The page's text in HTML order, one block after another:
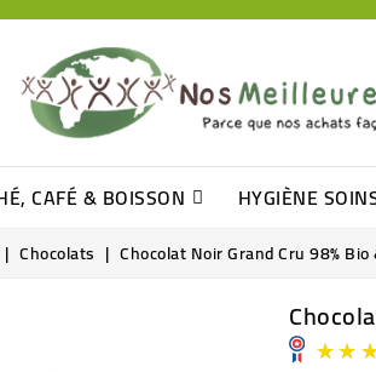
CAFÉ & BOISSON HYGIÈNE
Chocolats Chocolat Noir Grand Cru 98%